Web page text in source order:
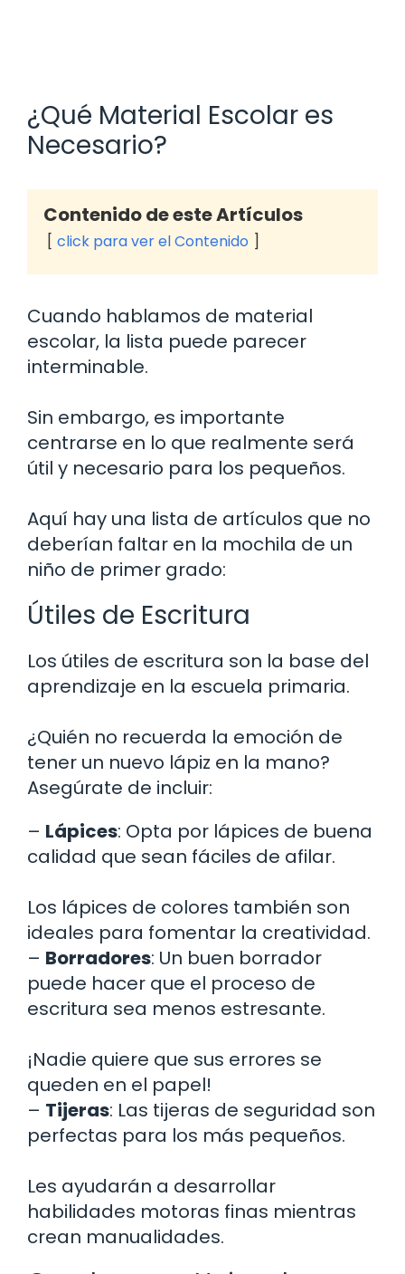
¿Qué Material Escolar es
Necesario?
Contenido de este Artículos
click para ver el Contenido
Cuando hablamos de material
escolar, la lista puede parecer
interminable.
Sin embargo, es importante
centrarse en lo que realmente será
útil y necesario para los pequeños.
Aquí hay una lista de artículos que no
deberían faltar en la mochila de un
niño de primer grado:
Útiles de Escritura
Los útiles de escritura son la base del
aprendizaje en la escuela primaria.
¿Quién no recuerda la emoción de
tener un nuevo lápiz en la mano?
Asegúrate de incluir:
– Lápices: Opta por lápices de buena
calidad que sean fáciles de afilar.
Los lápices de colores también son
ideales para fomentar la creatividad.
– Borradores: Un buen borrador
puede hacer que el proceso de
escritura sea menos estresante.
¡Nadie quiere que sus errores se
queden en el papel!
– Tijeras: Las tijeras de seguridad son
perfectas para los más pequeños.
Les ayudarán a desarrollar
habilidades motoras finas mientras
crean manualidades.